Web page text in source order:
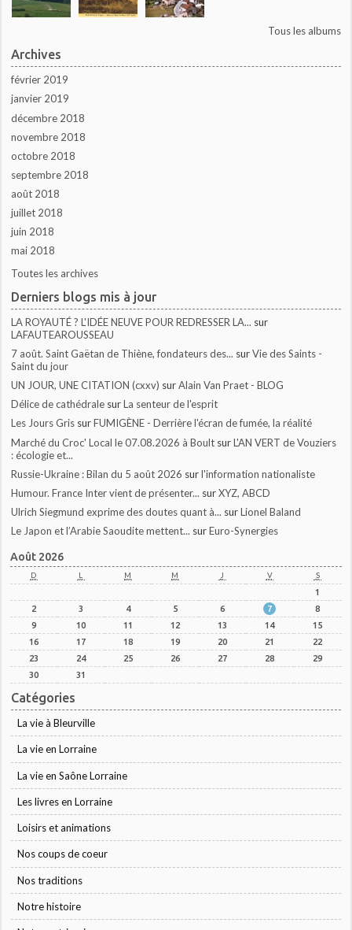
Tous les albums
Archives
février 2019
janvier 2019
décembre 2018
novembre 2018
octobre 2018
septembre 2018
août 2018
juillet 2018
juin 2018
mai 2018
Toutes les archives
Derniers blogs mis à jour
LA ROYAUTÉ ? L'IDÉE NEUVE POUR REDRESSER LA... sur
LAFAUTEAROUSSEAU
7 août. Saint Gaëtan de Thiène, fondateurs des... surVie des Saints -
Saint du jour
UN JOUR, UNE CITATION (cxxv) surAlain Van Praet - BLOG
Délice de cathédrale surLa senteur de l'esprit
Les Jours Gris surFUMIGÈNE - Derrière l'écran de fumée, la réalité
Marché du Croc' Local le 07.08.2026 à Boult surL'AN VERT de Vouziers
: écologie et...
Russie-Ukraine : Bilan du 5 août 2026 surl'information nationaliste
Humour. France Inter vient de présenter... surXYZ, ABCD
Ulrich Siegmund exprime des doutes quant à... surLionel Baland
Le Japon et l’Arabie Saoudite mettent... surEuro-Synergies
Août 2026
D L M M J V S
1
2
3 4 5 6 7
8
9
10 11 12 13 14
15
16
17 18 19 20 21
22
23
24 25 26 27 28
29
30
31
Catégories
La vie à Bleurville
La vie en Lorraine
La vie en Saône Lorraine
Les livres en Lorraine
Loisirs et animations
Nos coups de coeur
Nos traditions
Notre histoire